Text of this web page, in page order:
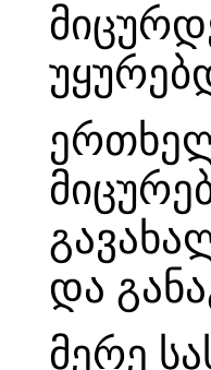
და
მერე